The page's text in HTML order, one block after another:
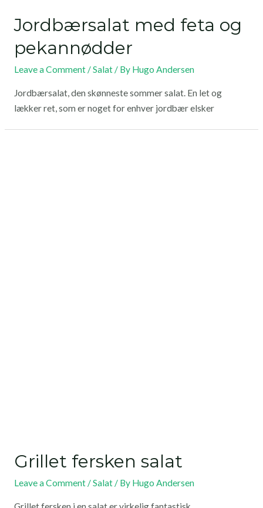
Jordbærsalat med feta og
pekannødder
Leave a Comment /Salat/ By Hugo Andersen
Jordbærsalat, den skønneste sommer salat. En let og
lækker ret, som er noget for enhver jordbær elsker
Grillet fersken salat
Leave a Comment /Salat/ By Hugo Andersen